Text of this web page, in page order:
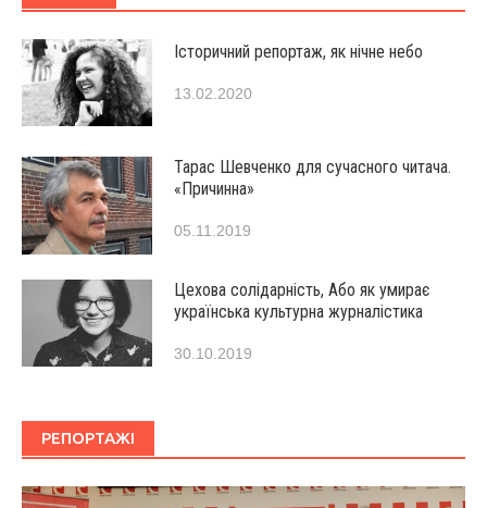
Історичний репортаж, як нічне небо
13.02.2020
Тарас Шевченко для сучасного читача.
«Причинна»
05.11.2019
Цехова солідарність, Або як умирає
українська культурна журналістика
30.10.2019
РЕПОРТАЖІ